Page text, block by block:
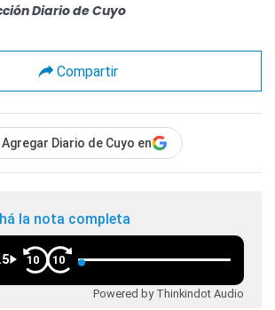
Diario de Cuyo
Compartir
Agregar Diario de Cuyo en
la nota completa
10 10
Powered by Thinkindot Audio